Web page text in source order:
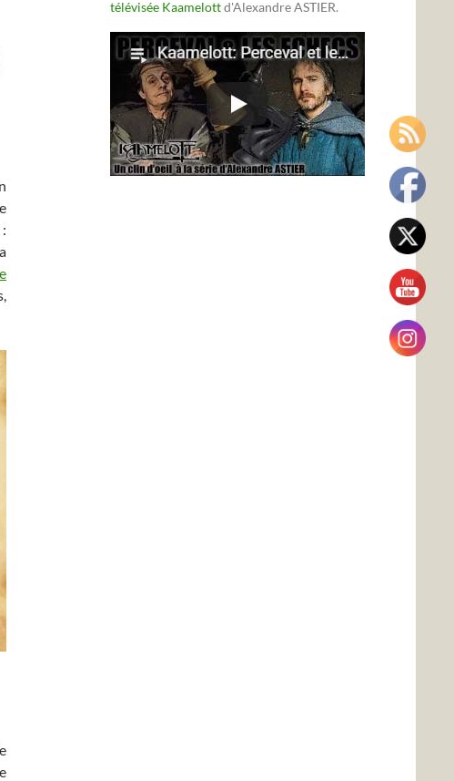
télévisée Kaamelottd'Alexandre ASTIER.